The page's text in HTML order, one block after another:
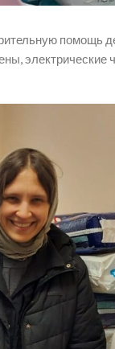
помощь
электрические